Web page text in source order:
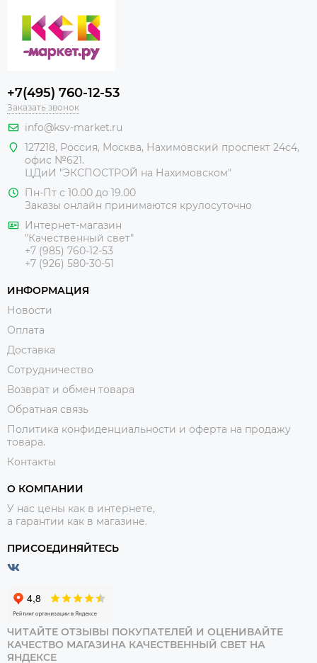
+7(495) 760-12-53
Заказать звонок
info@ksv-market.ru
127218, Россия, Москва, Нахимовский проспект 24с4,
офис №621.
ЦДиИ "ЭКСПОСТРОЙ на Нахимовском"
Пн-Пт с 10.00 до 19.00
Заказы онлайн принимаются крулосуточно
Интернет-магазин
"Качественный свет"
+7 (985) 760-12-53
+7 (926) 580-30-51
ИНФОРМАЦИЯ
Новости
Оплата
Доставка
Сотрудничество
Возврат и обмен товара
Обратная связь
Политика конфиденциальности и оферта на продажу
товара.
Контакты
О КОМПАНИИ
У нас цены как в интернете,
а гарантии как в магазине.
ПРИСОЕДИНЯЙТЕСЬ
ЧИТАЙТЕ ОТЗЫВЫ ПОКУПАТЕЛЕЙ И ОЦЕНИВАЙТЕ
КАЧЕСТВО МАГАЗИНА КАЧЕСТВЕННЫЙ СВЕТ НА
ЯНДЕКСЕ